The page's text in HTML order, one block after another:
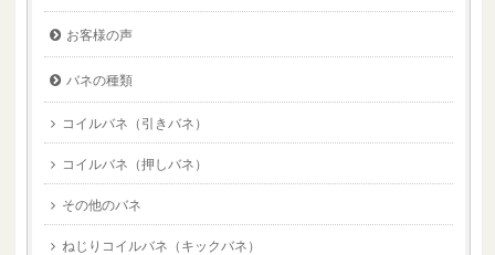
お客様の声
バネの種類
コイルバネ（引きバネ）
コイルバネ（押しバネ）
その他のバネ
ねじりコイルバネ（キックバネ）